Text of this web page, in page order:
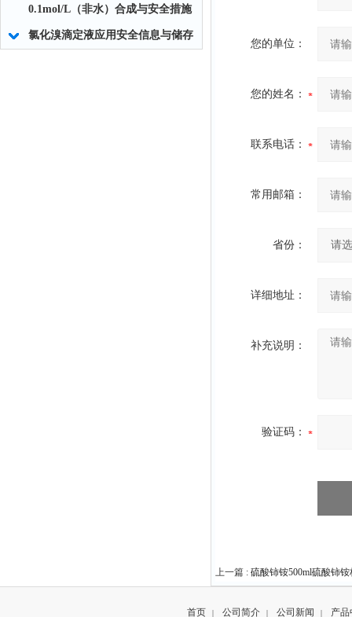
0.1mol/L（非水）合成与安全措施
氯化溴滴定液应用安全信息与储存
您的单位：
您的姓名：
联系电话：
常用邮箱：
省份：
详细地址：
补充说明：
验证码：
上一篇 : 硫酸铈铵500ml硫酸铈
首页 | 公司简介 | 公司新闻 | 产品